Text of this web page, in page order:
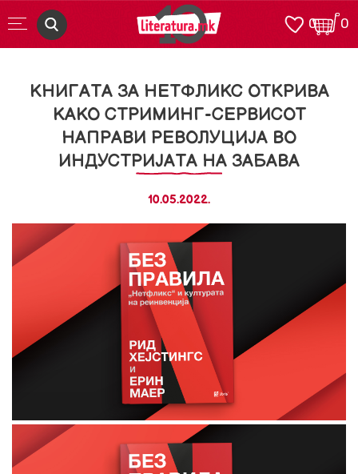
0
0
КНИГАТА ЗА НЕТФЛИКС ОТКРИВА
КАКО СТРИМИНГ-СЕРВИСОТ
НАПРАВИ РЕВОЛУЦИЈА ВО
ИНДУСТРИЈАТА НА ЗАБАВА
10.05.2022.